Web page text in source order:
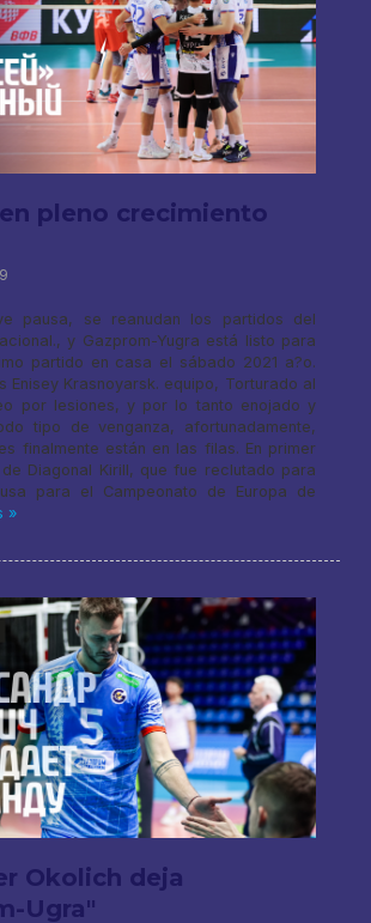
pleno crecimiento
pausa, se reanudan los partidos del
y Gazprom-Yugra está listo para
partido en casa el sábado 2021 a?o.
Enisey Krasnoyarsk. equipo, Torturado al
por lesiones, y por lo tanto enojado y
tipo de venganza, afortunadamente,
finalmente están en las filas. En primer
Diagonal Kirill, que fue reclutado para
para el Campeonato de Europa de
»
Okolich deja
Ugra"